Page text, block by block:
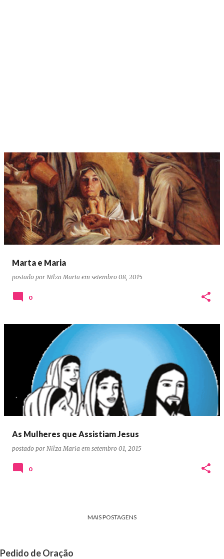
Marta e Maria
postado por Nilza Maria em setembro 08, 2015
0
As Mulheres que Assistiam Jesus
postado por Nilza Maria em setembro 01, 2015
0
MAIS POSTAGENS
Pedido de Oração